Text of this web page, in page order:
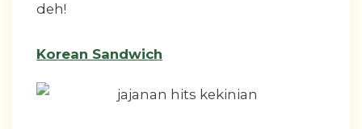
deh!
Korean Sandwich